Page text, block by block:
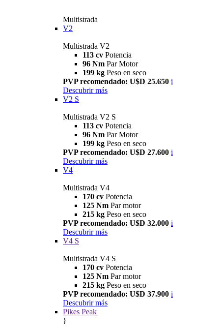
Multistrada
V2
Multistrada V2
113 cv Potencia
96 Nm Par Motor
199 kg Peso en seco
PVP recomendado: U$D 25.650 i
Descubrir más
V2 S
Multistrada V2 S
113 cv Potencia
96 Nm Par Motor
199 kg Peso en seco
PVP recomendado: U$D 27.600 i
Descubrir más
V4
Multistrada V4
170 cv Potencia
125 Nm Par motor
215 kg Peso en seco
PVP recomendado: U$D 32.000 i
Descubrir más
V4 S
Multistrada V4 S
170 cv Potencia
125 Nm Par motor
215 kg Peso en seco
PVP recomendado: U$D 37.900 i
Descubrir más
Pikes Peak
}